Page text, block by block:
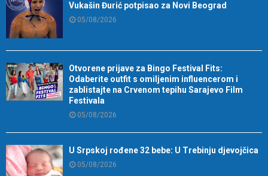
Vukašin Đurić potpisao za Novi Beograd
05/08/2026
Otvorene prijave za Bingo Festival Fits:
Odaberite outfit s omiljenim influencerom i
zablistajte na Crvenom tepihu Sarajevo Film
Festivala
05/08/2026
U Srpskoj rođene 32 bebe: U Trebinju djevojčica
05/08/2026